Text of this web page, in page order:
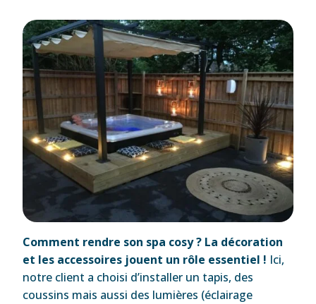
Comment rendre son spa cosy ? La décoration
et les accessoires jouent un rôle essentiel ! Ici,
notre client a choisi d’installer un tapis, des
coussins mais aussi des lumières (éclairage